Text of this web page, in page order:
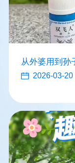
从外婆用到孙
传家宝2026-03-20